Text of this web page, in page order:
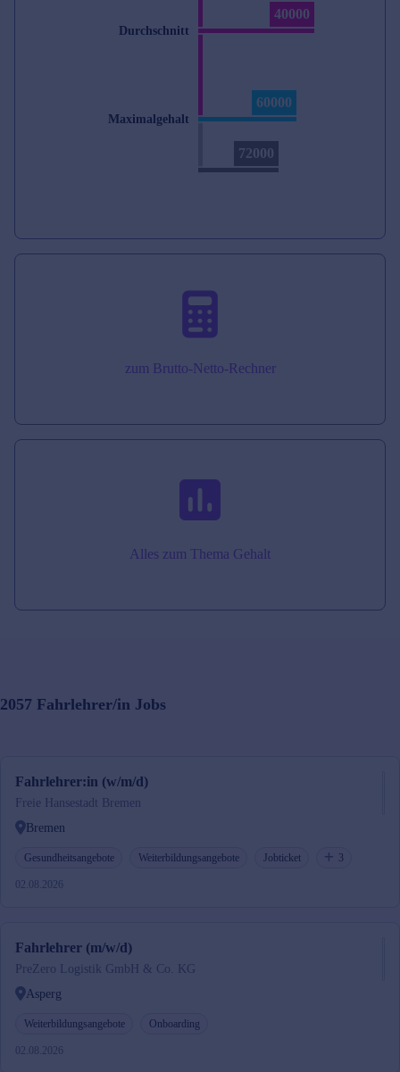
40000
Durchschnitt
60000
Maximalgehalt
72000
zum Brutto-Netto-Rechner
Alles zum Thema Gehalt
2057 Fahrlehrer/in Jobs
Fahrlehrer:in (w/m/d)
Freie Hansestadt Bremen
Bremen
Gesundheitsangebote Weiterbildungsangebote Jobticket 3
02.08.2026
Fahrlehrer (m/w/d)
PreZero Logistik GmbH & Co. KG
Asperg
Weiterbildungsangebote Onboarding
02.08.2026